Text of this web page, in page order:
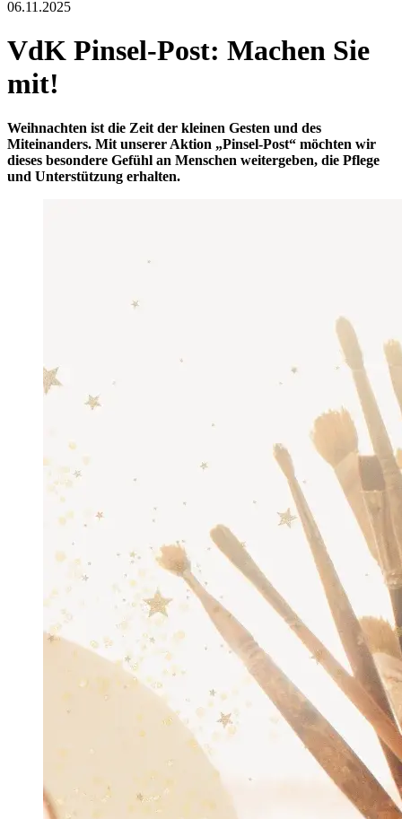
06.11.2025
VdK Pinsel-Post: Machen Sie
mit!
Weihnachten ist die Zeit der kleinen Gesten und des
Miteinanders. Mit unserer Aktion „Pinsel-Post“ möchten wir
dieses besondere Gefühl an Menschen weitergeben, die Pflege
und Unterstützung erhalten.